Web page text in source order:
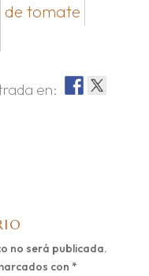
de tomate
en:
no será publicada.
con *